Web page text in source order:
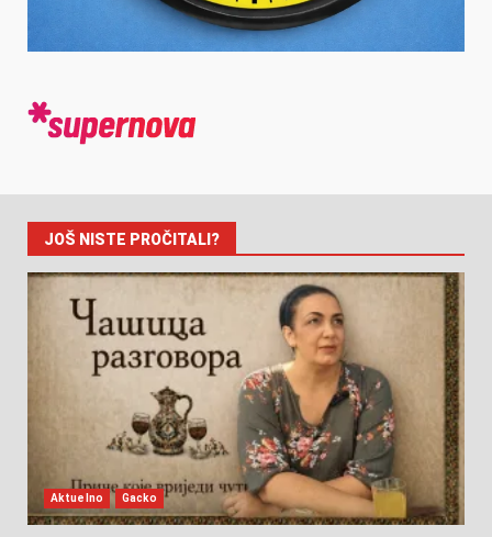
JOŠ NISTE PROČITALI?
Aktuelno Gacko